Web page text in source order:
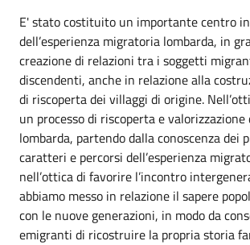
E' stato costituito un importante centro
dell’esperienza migratoria lombarda, in
creazione di relazioni tra i soggetti
discendenti, anche in relazione alla
di riscoperta dei villaggi di origine.
un processo di riscoperta e valorizzazione
lombarda, partendo dalla conoscenza dei
caratteri e percorsi dell’esperienza
nell’ottica di favorire l’incontro
abbiamo messo in relazione il sapere
con le nuove generazioni, in modo da
emigranti di ricostruire la propria storia